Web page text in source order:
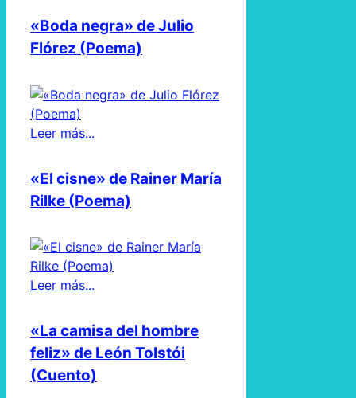
«Boda negra» de Julio
Flórez (Poema)
Leer más...
«El cisne» de Rainer María
Rilke (Poema)
Leer más...
«La camisa del hombre
feliz» de León Tolstói
(Cuento)